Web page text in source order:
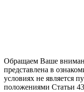
Обращаем Ваше
представлена в
условиях не является
положениями Статьи